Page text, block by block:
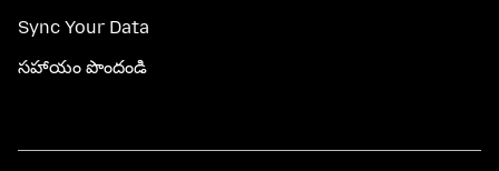
Sync Your Data
సహాయం పొందండి